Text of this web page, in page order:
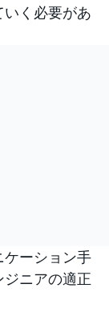
く必要があ
ケーション手
ニアの適正